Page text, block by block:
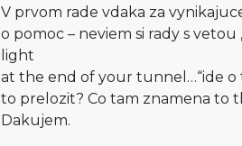
V prvom rade vdaka za
o pomoc – neviem si rady s
light
at the end of your tunnel…“ide o
to prelozit? Co tam znamena to
Dakujem.